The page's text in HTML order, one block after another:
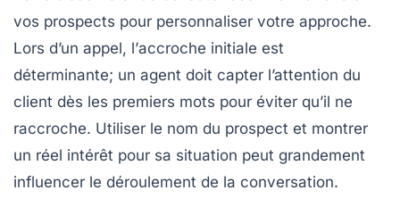
vos prospects pour personnaliser votre approche.
Lors d’un appel, l’accroche initiale est
déterminante; un agent doit capter l’attention du
client dès les premiers mots pour éviter qu’il ne
raccroche. Utiliser le nom du prospect et montrer
un réel intérêt pour sa situation peut grandement
influencer le déroulement de la conversation.